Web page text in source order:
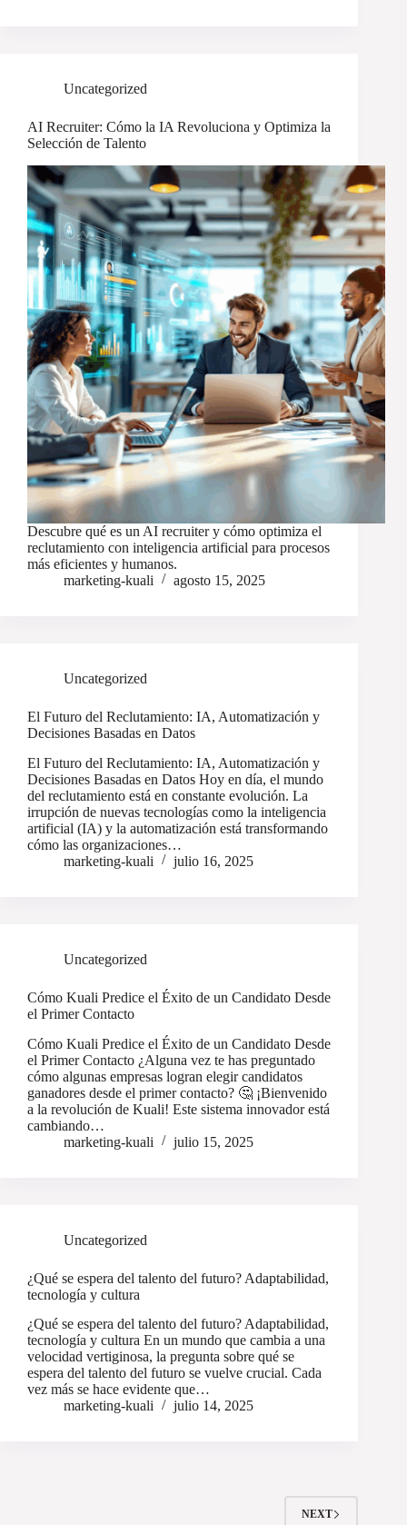
Uncategorized
AI Recruiter: Cómo la IA Revoluciona y Optimiza la
Selección de Talento
Descubre qué es un AI recruiter y cómo optimiza el
reclutamiento con inteligencia artificial para procesos
más eficientes y humanos.
marketing-kuali
agosto 15, 2025
Uncategorized
El Futuro del Reclutamiento: IA, Automatización y
Decisiones Basadas en Datos
El Futuro del Reclutamiento: IA, Automatización y
Decisiones Basadas en Datos Hoy en día, el mundo
del reclutamiento está en constante evolución. La
irrupción de nuevas tecnologías como la inteligencia
artificial (IA) y la automatización está transformando
cómo las organizaciones…
marketing-kuali
julio 16, 2025
Uncategorized
Cómo Kuali Predice el Éxito de un Candidato Desde
el Primer Contacto
Cómo Kuali Predice el Éxito de un Candidato Desde
el Primer Contacto ¿Alguna vez te has preguntado
cómo algunas empresas logran elegir candidatos
ganadores desde el primer contacto? 🤔 ¡Bienvenido
a la revolución de Kuali! Este sistema innovador está
cambiando…
marketing-kuali
julio 15, 2025
Uncategorized
¿Qué se espera del talento del futuro? Adaptabilidad,
tecnología y cultura
¿Qué se espera del talento del futuro? Adaptabilidad,
tecnología y cultura En un mundo que cambia a una
velocidad vertiginosa, la pregunta sobre qué se
espera del talento del futuro se vuelve crucial. Cada
vez más se hace evidente que…
marketing-kuali
julio 14, 2025
NEXT